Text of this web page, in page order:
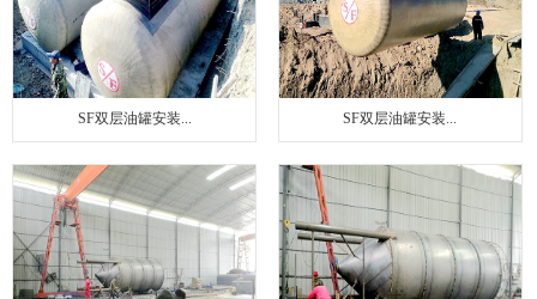
SF双层油罐安装... SF双层油罐安装...